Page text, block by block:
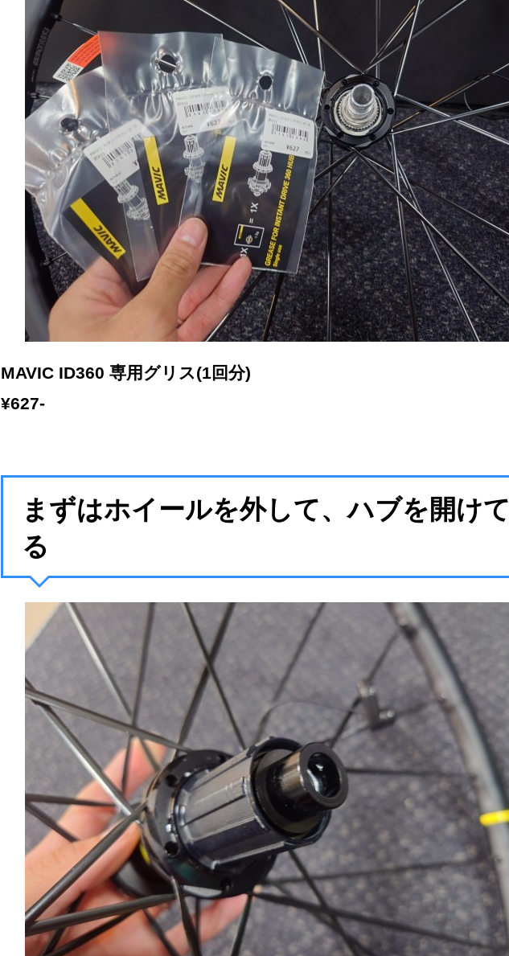
MAVIC ID360 専用グリス(1回分)
¥627-
まずはホイールを外して、ハブを開け
る